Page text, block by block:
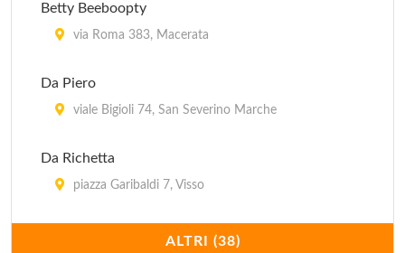
Betty Beeboopty
via Roma 383, Macerata
Da Piero
viale Bigioli 74, San Severino Marche
Da Richetta
piazza Garibaldi 7, Visso
ALTRI (38)